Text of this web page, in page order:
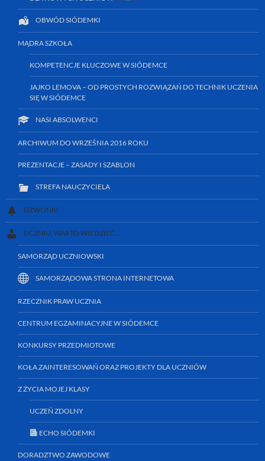
OBWÓD SIÓDEMKI
MĄDRA SZKOŁA
KOMPETENCJE KLUCZOWE W SIÓDEMCE
JAJKO LEMOVA – OD PROSTYCH ROZWIĄZAŃ DO TECHNIK UCZENIA
SIĘ W SIÓDEMCE
NASI ABSOLWENCI
ARCHIWUM DO WRZEŚNIA 2016 ROKU
PREZENTACJE – ZASADY I SZABLON
STREFA NAUCZYCIELA
DZWONKI
UCZNIU, WARTO WIEDZIEĆ…
SAMORZĄD UCZNIOWSKI
SAMORZĄDOWA STRONA INTERNETOWA
RZECZNIK PRAW UCZNIA
CENTRUM EGZAMINACYJNE W SIÓDEMCE
KONKURSY PRZEDMIOTOWE
KOŁA ZAINTERESOWAŃ ORAZ PROJEKTY DLA UCZNIÓW
Z ŻYCIA MOJEJ KLASY
UCZEŃ ZDOLNY
ECHO SIÓDEMKI
DORADZTWO ZAWODOWE